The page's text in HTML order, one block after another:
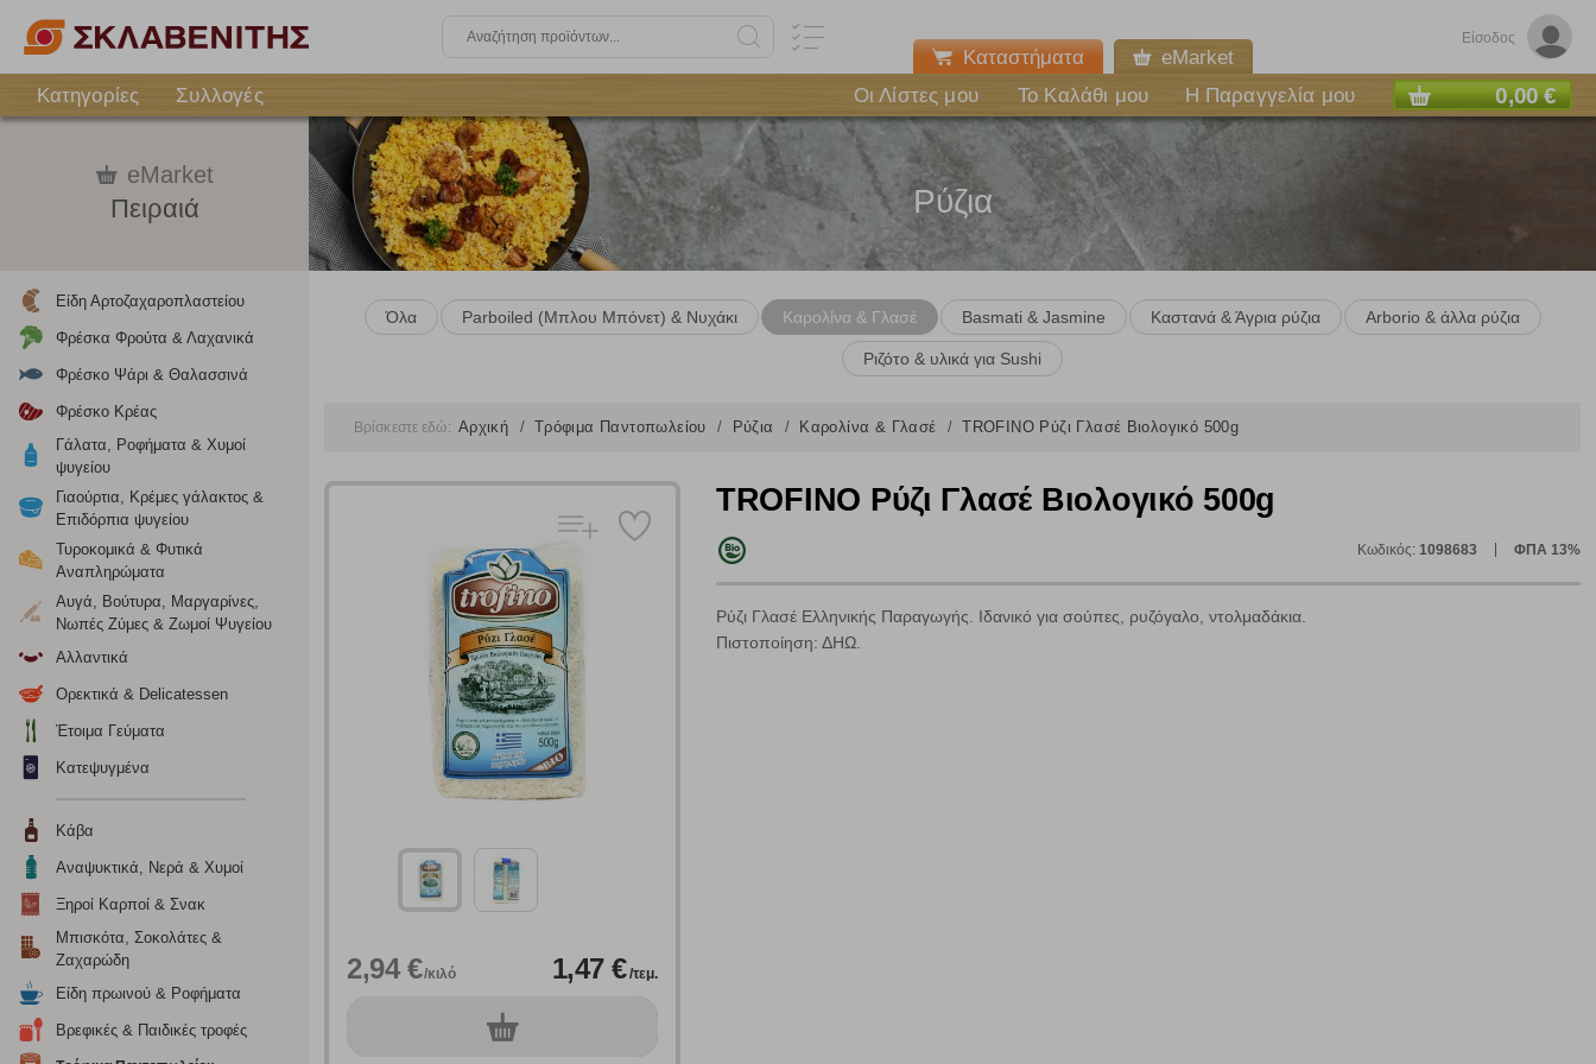
Είσοδος
Καταστήματα
eMarket
Κατηγορίες
Συλλογές Οι Λίστες μου Το Καλάθι μου Η Παραγγελία μου 0,00 €
eMarket
Πειραιά
Είδη Αρτοζαχαροπλαστείου
Φρέσκα Φρούτα & Λαχανικά
Φρέσκο Ψάρι & Θαλασσινά
Φρέσκο Κρέας
Γάλατα, Ροφήματα & Χυμοί
ψυγείου
Γιαούρτια, Κρέμες γάλακτος &
Επιδόρπια ψυγείου
Τυροκομικά & Φυτικά
Αναπληρώματα
Αυγά, Βούτυρα, Μαργαρίνες,
Νωπές Ζύμες & Ζωμοί Ψυγείου
Αλλαντικά
Ορεκτικά & Delicatessen
Έτοιμα Γεύματα
Κατεψυγμένα
Κάβα
Αναψυκτικά, Νερά & Χυμοί
Ξηροί Καρποί & Σνακ
Μπισκότα, Σοκολάτες &
Ζαχαρώδη
Είδη πρωινού & Ροφήματα
Βρεφικές & Παιδικές τροφές
Ρύζια
Όλα Parboiled (Μπλου Μπόνετ) & Νυχάκι Καρολίνα & Γλασέ Basmati & Jasmine Καστανά & Άγρια ρύζια Arborio & άλλα ρύζια
Ριζότο & υλικά για Sushi
Βρίσκεστε εδώ: Αρχική Τρόφιμα Παντοπωλείου Ρύζια Καρολίνα & Γλασέ TROFINO Ρύζι Γλασέ Βιολογικό 500g
2,94 €/κιλό 1,47 €/τεμ.
0τεμ.
TROFINO Ρύζι Γλασέ Βιολογικό 500g
Κωδικός: 1098683 ΦΠΑ 13%
Ρύζι Γλασέ Ελληνικής Παραγωγής. Ιδανικό για σούπες, ρυζόγαλο, ντολμαδάκια.
Πιστοποίηση: ΔΗΩ.
Γράψτε τα προϊόντα που επιθυμείτε, με κόμμα ανάμεσά τους, και κάντε
Ρυθμίσεις Cookies
Ενημέρωση
Κατά την απλή περιήγηση ή/και χρήση του ιστότοπου συλλέγουμε αυτόματα δεδομένα σύνδεσης και πληροφορίες σχετικές με την περιήγησή σας, οι οποίες είναι μη εξατομικευμένες και σπάνια
περιέχουν προσωποποιημένα χαρακτηριστικά που υποδεικνύουν την ταυτότητά σας. Τα cookies είναι μικρά αρχεία κειμένου τα οποία, μέσω του προγράμματος περιήγησης εγκαθίστανται στον
υπολογιστή ή την ηλεκτρονική συσκευή σας, προσθέτοντας λειτουργικότητα στην ιστοσελίδα και βελτιώνοντας την εμπειρία περιήγησης ή, εφ΄ όσον το επιλέξετε, απομνημονεύοντας τις προτιμήσεις
σας. Η κατηγορία των απολύτως απαραίτητων cookies για την ομαλή λειτουργία του ιστότοπου είναι η μόνη ενεργοποιημένη. Έχετε τη δυνατότητα να επιλέξετε τις λοιπές κατηγορίες κάνοντας κλικ στο